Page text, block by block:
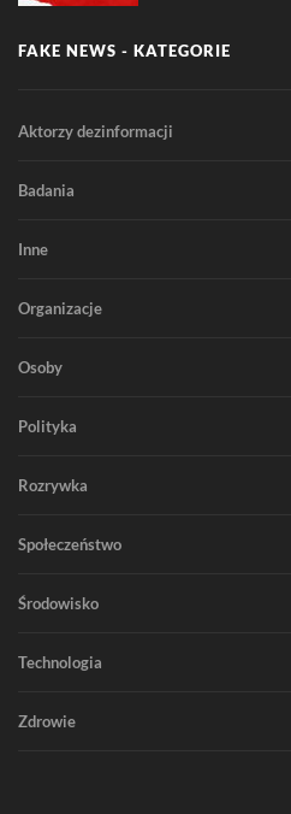
FAKE NEWS - KATEGORIE
Aktorzy dezinformacji
Badania
Inne
Organizacje
Osoby
Polityka
Rozrywka
Społeczeństwo
Środowisko
Technologia
Zdrowie